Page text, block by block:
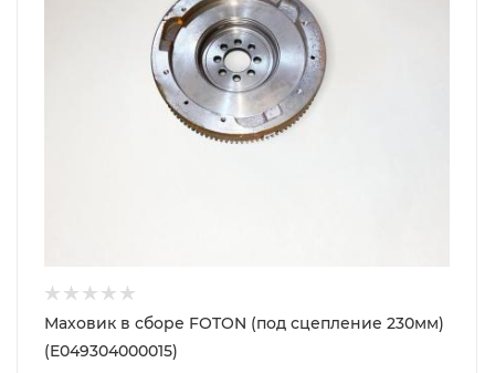
Маховик в сборе FOTON (под сцепление 230мм)
(E049304000015)